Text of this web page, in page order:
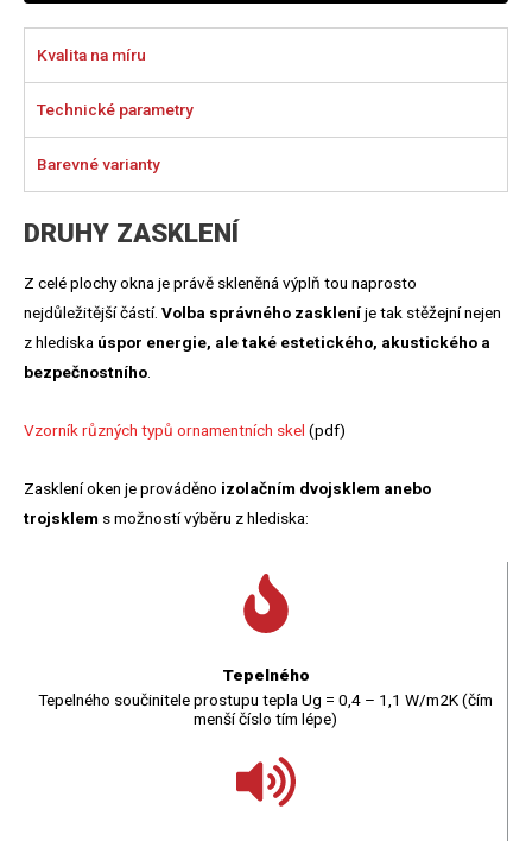
Kvalita na míru
Technické parametry
Barevné varianty
DRUHY ZASKLENÍ
Z celé plochy okna je právě skleněná výplň tou naprosto
nejdůležitější částí. Volba správného zaskleníje tak stěžejní nejen
z hlediska úspor energie, ale také estetického, akustického a
bezpečnostního
Vzorník různých typů ornamentních skel (pdf)
Zasklení oken je prováděno izolačním dvojsklem anebo
trojsklem s možností výběru z hlediska:
Tepelného
Tepelného součinitele prostupu tepla Ug = 0,4 – 1,1 W/m2K (čím
menší číslo tím lépe)